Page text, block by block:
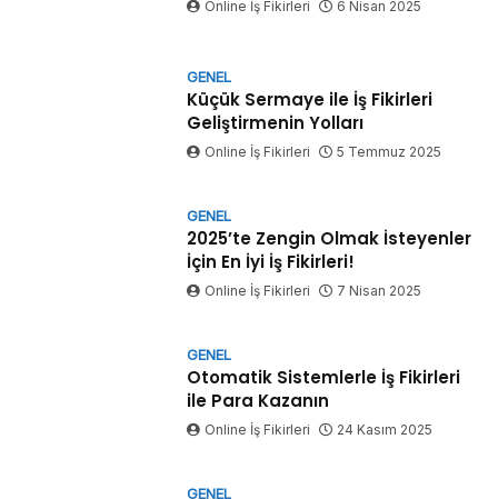
Online İş Fikirleri 6 Nisan 2025
GENEL
Küçük Sermaye ile İş Fikirleri
Geliştirmenin Yolları
Online İş Fikirleri 5 Temmuz 2025
GENEL
2025’te Zengin Olmak İsteyenler
İçin En İyi İş Fikirleri!
Online İş Fikirleri 7 Nisan 2025
GENEL
Otomatik Sistemlerle İş Fikirleri
ile Para Kazanın
Online İş Fikirleri 24 Kasım 2025
GENEL